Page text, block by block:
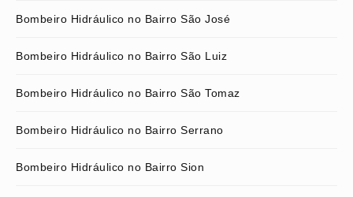
Bombeiro Hidráulico no Bairro São José
Bombeiro Hidráulico no Bairro São Luiz
Bombeiro Hidráulico no Bairro São Tomaz
Bombeiro Hidráulico no Bairro Serrano
Bombeiro Hidráulico no Bairro Sion